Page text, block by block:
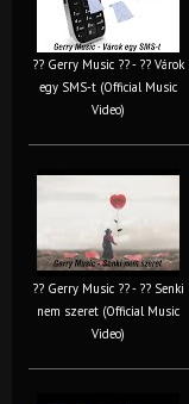
?? Gerry Music ?? - ?? Várok
egy SMS-t (Official Music
Video)
?? Gerry Music ?? - ?? Senki
nem szeret (Official Music
Video)